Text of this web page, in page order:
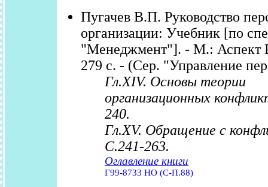
Пугачев В.П. Руководство
организации: Учебник [по
"Менеджмент"]. - М.: Аспект
279 с. - (Сер. "Управление
Гл.XIV. Основы теории
организационных
240.
Гл.XV. Обращение с
С.241-263.
Оглавление книги
Г99-8733 НО (С-П.88)